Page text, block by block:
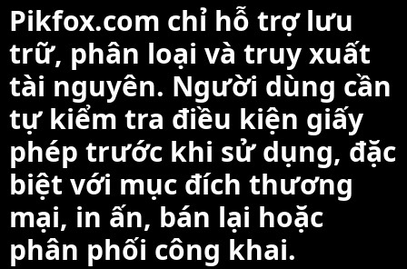
Pikfox.com chỉ hỗ trợ lưu
trữ, phân loại và truy xuất
tài nguyên. Người dùng cần
tự kiểm tra điều kiện giấy
phép trước khi sử dụng, đặc
biệt với mục đích thương
mại, in ấn, bán lại hoặc
phân phối công khai.